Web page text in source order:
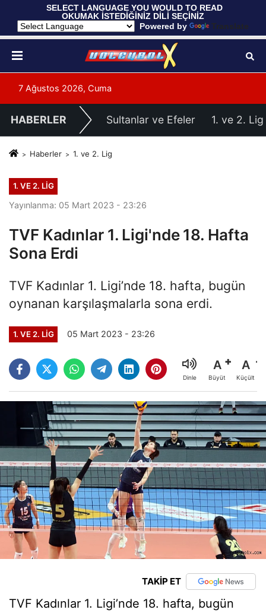
SELECT LANGUAGE YOU WOULD TO READ
OKUMAK İSTEDİĞİNİZ DİLİ SEÇİNİZ
Powered by
Translate
7 Ağustos 2026, Cuma
HABERLER Sultanlar ve Efeler 1. ve 2. Lig
Haberler 1. ve 2. Lig
1. VE 2. LIG
Yayınlanma: 05 Mart 2023 - 23:26
TVF Kadınlar 1. Ligi'nde 18. Hafta
Sona Erdi
TVF Kadınlar 1. Ligi’nde 18. hafta, bugün
oynanan karşılaşmalarla sona erdi.
1. VE 2. LIG 05 Mart 2023 - 23:26
Dinle
A
Büyüt
A
Küçült
TAKİP ET
TVF Kadınlar 1. Ligi’nde 18. hafta, bugün